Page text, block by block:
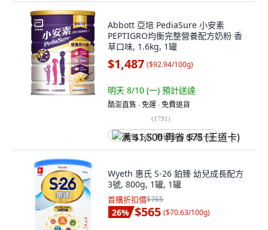
Abbott 亞培 PediaSure 小安素
PEPTIGRO均衡完整營養配方奶粉 香
草口味, 1.6kg, 1罐
$1,487 ($92.94/100g)
明天 8/10 (一) 預計送達
酷澎直售 ∙ 免運 ∙ 免費退貨
(1791)
满 $1,500 再省 $75 (王道卡)
Wyeth 惠氏 S-26 鉑臻 幼兒成長配方
3號, 800g, 1罐, 1罐
首購折扣價$765
26% $565 ($70.63/100g)